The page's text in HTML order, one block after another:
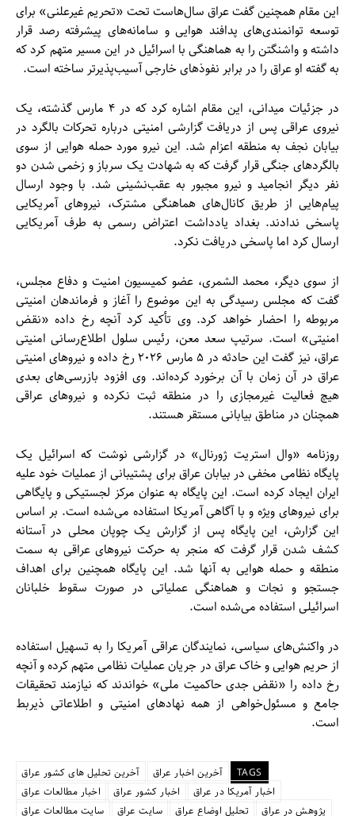
این مقام همچنین گفت عراق سال‌هاست تحت «تحریم غیرعلنی» برای
توسعه توانمندی‌های پدافند هوایی و سامانه‌های پیشرفته رصد قرار
داشته و واشنگتن را به هماهنگی با اسرائیل در این مسیر متهم کرد که
به گفته او عراق را در برابر نفوذهای خارجی آسیب‌پذیرتر ساخته است.
در جزئیات میدانی، این مقام اشاره کرد که در ۴ مارس گذشته، یک
نیروی عراقی پس از دریافت گزارشی امنیتی درباره تحرکات بالگرد در
بیابان نجف به منطقه اعزام شد. این نیرو مورد حمله هوایی از سوی
بالگردهای جنگی قرار گرفت که به شهادت یک سرباز و زخمی شدن دو
نفر دیگر انجامید و نیرو مجبور به عقب‌نشینی شد. با وجود ارسال
پیام‌هایی از طریق کانال‌های هماهنگی مشترک، نیروهای آمریکایی
پاسخی ندادند. بغداد یادداشت اعتراض رسمی به طرف آمریکایی
ارسال کرد اما پاسخی دریافت نکرد.
از سوی دیگر، محمد الشمری، عضو کمیسیون امنیت و دفاع مجلس،
گفت که مجلس رسیدگی به این موضوع را آغاز و فرماندهان امنیتی
مربوطه را احضار خواهد کرد. وی تأکید کرد آنچه رخ داده «نقض
امنیتی» است. سرتیپ سعد معن، رئیس سلول اطلاع‌رسانی امنیتی
عراق، نیز گفت این حادثه در ۵ مارس ۲۰۲۶ رخ داده و نیروهای امنیتی
عراق در آن زمان با آن برخورد کرده‌اند. وی افزود بازرسی‌های بعدی
هیچ فعالیت غیرمجازی را در منطقه ثبت نکرده و نیروهای عراقی
همچنان در مناطق بیابانی مستقر هستند.
روزنامه «وال استریت ژورنال» در گزارشی نوشت که اسرائیل یک
پایگاه نظامی مخفی در بیابان عراق برای پشتیبانی از عملیات خود علیه
ایران ایجاد کرده است. این پایگاه به عنوان مرکز لجستیکی و پایگاهی
برای نیروهای ویژه و با آگاهی آمریکا استفاده می‌شده است. بر اساس
این گزارش، این پایگاه پس از گزارش یک چوپان محلی در آستانه
کشف شدن قرار گرفت که منجر به حرکت نیروهای عراقی به سمت
منطقه و حمله هوایی به آنها شد. این پایگاه همچنین برای اهداف
جستجو و نجات و هماهنگی عملیاتی در صورت سقوط خلبانان
اسرائیلی استفاده می‌شده است.
در واکنش‌های سیاسی، نمایندگان عراقی آمریکا را به تسهیل استفاده
از حریم هوایی و خاک عراق در جریان عملیات نظامی متهم کرده و آنچه
رخ داده را «نقض جدی حاکمیت ملی» خواندند که نیازمند تحقیقات
جامع و مسئول‌خواهی از همه نهادهای امنیتی و اطلاعاتی ذیربط
است.
TAGS آخرین اخبار عراق
آخرین تحلیل های کشور عراق
اخبار آمریکا در عراق
اخبار کشور عراق
اخبار مطالعات عراق
پژوهش در عراق
تحلیل اوضاع عراق سایت عراق
سایت مطالعات عراق